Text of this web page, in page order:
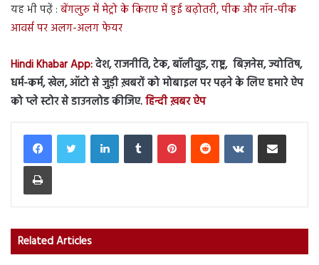
यह भी पढ़ें : बेंगलुरु में मेट्रो के किराए में हुई बढ़ोतरी, पीक और नॉन-पीक
आवर्स पर अलग-अलग फेयर
Hindi Khabar App:देश, राजनीति, टेक, बॉलीवुड, राष्ट्र, बिज़नेस, ज्योतिष,
धर्म-कर्म, खेल, ऑटो से जुड़ी ख़बरों को मोबाइल पर पढ़ने के लिए हमारे ऐप
को प्ले स्टोर से डाउनलोड कीजिए.हिन्दी ख़बर ऐप
LinkedInTumblr PinterestReddit VKontakteShare via Email
Print
Related Articles